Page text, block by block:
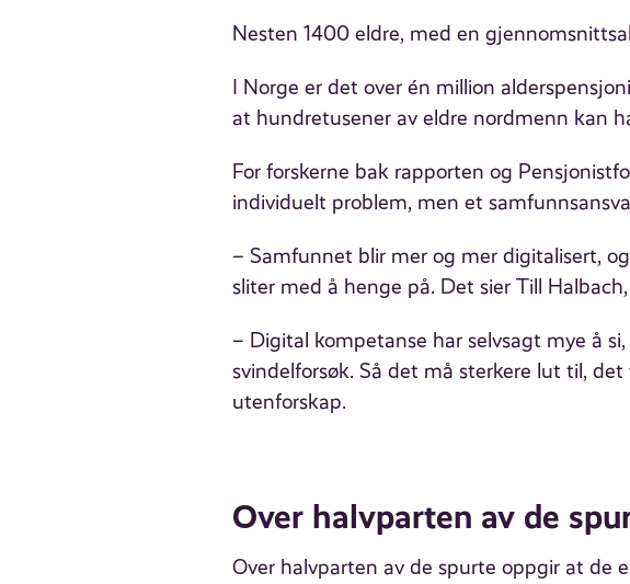
Nesten 1400 eldre, med en
I Norge er det over én million
at hundretusener av eldre nordmenn kan
For forskerne bak rapporten og
individuelt problem, men et
– Samfunnet blir mer og mer digitalisert,
sliter med å henge på. Det sier Till
– Digital kompetanse har selvsagt mye å
svindelforsøk. Så det må sterkere lut til,
utenforskap.
Over halvparten av de
Over halvparten av de spurte oppgir at de